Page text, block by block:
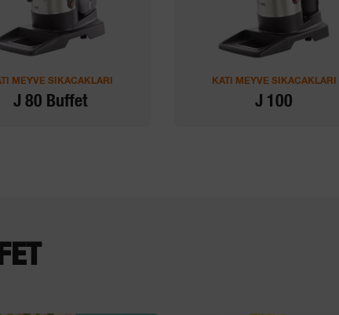
MEYVE SIKACAKLARI
J 80 Buffet
KATI MEYVE SIKACAKLARI
J 100